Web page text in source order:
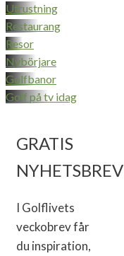
Utrustning
Restaurang
Resor
Nybörjare
Golfbanor
Golf på tv idag
GRATIS
NYHETSBREV
I Golflivets
veckobrev får
du inspiration,